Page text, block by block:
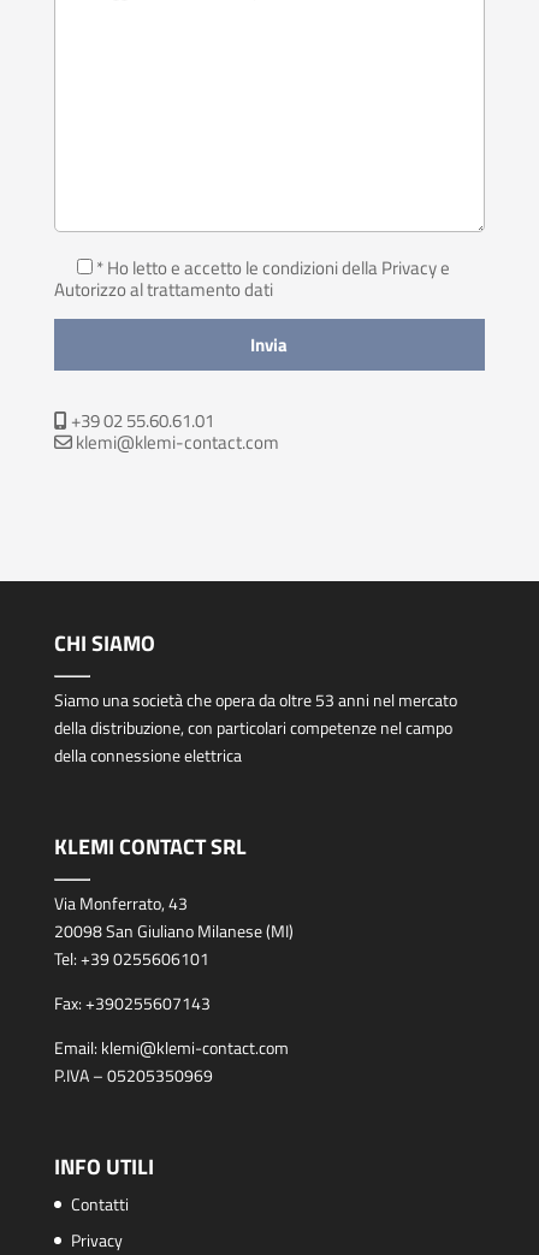
* Ho letto e accetto le condizioni della Privacye
Autorizzo al trattamento dati
+39 02 55.60.61.01
klemi@klemi-contact.com
CHI SIAMO
Siamo una società che opera da oltre 53 anni nel mercato
della distribuzione, con particolari competenze nel campo
della connessione elettrica
KLEMI CONTACT SRL
Via Monferrato, 43
20098 San Giuliano Milanese (MI)
Tel:+39 0255606101
Fax:+390255607143
Email: klemi@klemi-contact.com
P.IVA – 05205350969
INFO UTILI
Contatti
Privacy